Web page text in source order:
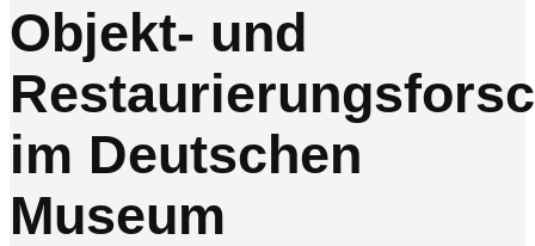
Objekt- und
im Deutschen
Museum